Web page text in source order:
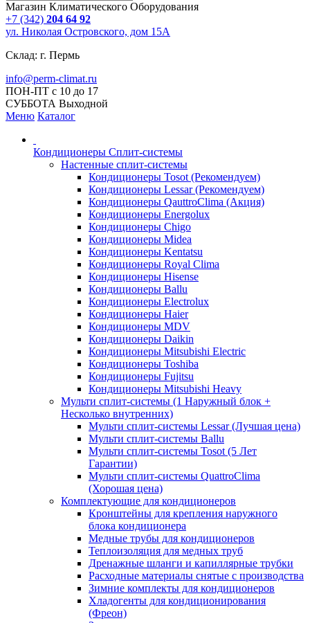
Магазин Климатического Оборудования
+7 (342) 204 64 92
ул. Николая Островского, дом 15А
Склад: г. Пермь
info@perm-climat.ru
ПОН-ПТ с 10 до 17
СУББОТА Выходной
Меню Каталог
Кондиционеры Сплит-системы
Настенные сплит-системы
Кондиционеры Tosot (Рекомендуем)
Кондиционеры Lessar (Рекомендуем)
Кондиционеры QauttroClima (Акция)
Кондиционеры Energolux
Кондиционеры Chigo
Кондиционеры Midea
Кондиционеры Kentatsu
Кондиционеры Royal Clima
Кондиционеры Hisense
Кондиционеры Ballu
Кондиционеры Electrolux
Кондиционеры Haier
Кондиционеры MDV
Кондиционеры Daikin
Кондиционеры Mitsubishi Electric
Кондиционеры Toshiba
Кондиционеры Fujitsu
Кондиционеры Mitsubishi Heavy
Мульти сплит-системы (1 Наружный блок +
Несколько внутренних)
Мульти сплит-системы Lessar (Лучшая цена)
Мульти сплит-системы Ballu
Мульти сплит-системы Tosot (5 Лет
Гарантии)
Мульти сплит-системы QuattroClima
(Хорошая цена)
Комплектующие для кондиционеров
Кронштейны для крепления наружного
блока кондиционера
Медные трубы для кондиционеров
Теплоизоляция для медных труб
Дренажные шланги и капиллярные трубки
Расходные материалы снятые с производства
Зимние комплекты для кондиционеров
Хладогенты для кондиционирования
(Фреон)